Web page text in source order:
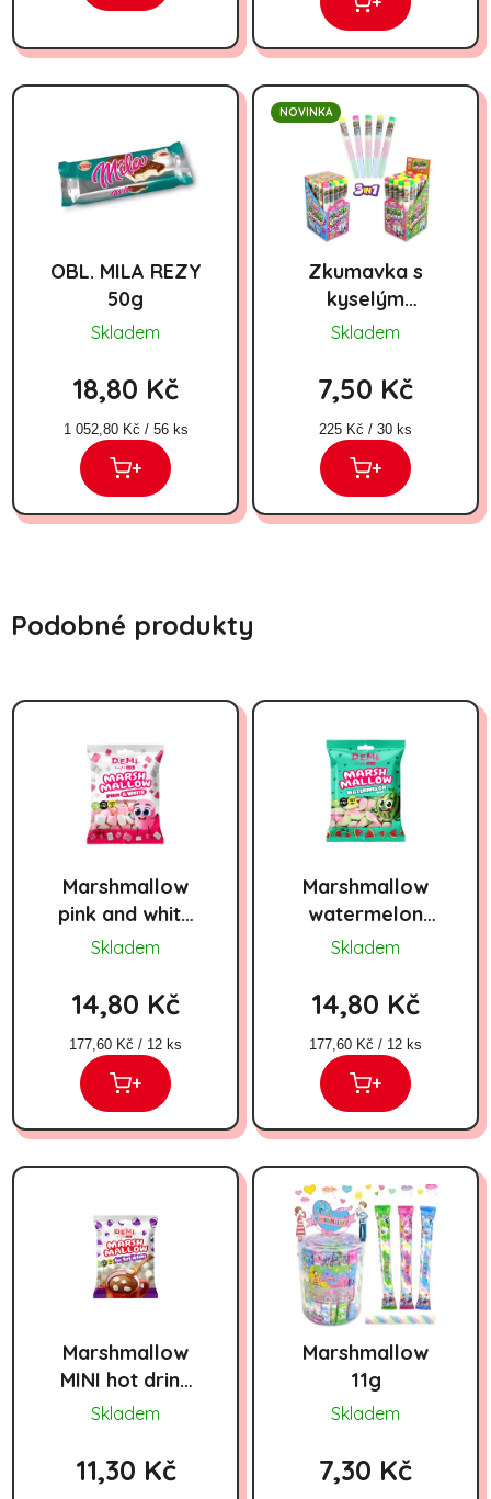
OBL. MILA REZY
50g
Skladem
18,80 Kč
Měrná cena:
1 052,80 Kč / 56 ks
+
NOVINKA
Zkumavka s
kyselým
ovocným
Skladem
7,50 Kč
Měrná cena:
225 Kč / 30 ks
+
Podobné produkty
Marshmallow
pink and white
60g
Skladem
14,80 Kč
Měrná cena:
177,60 Kč / 12 ks
+
Marshmallow
watermelon
60g
Skladem
14,80 Kč
Měrná cena:
177,60 Kč / 12 ks
+
Marshmallow
MINI hot drink
30g
Skladem
11,30 Kč
Marshmallow
11g
Skladem
7,30 Kč